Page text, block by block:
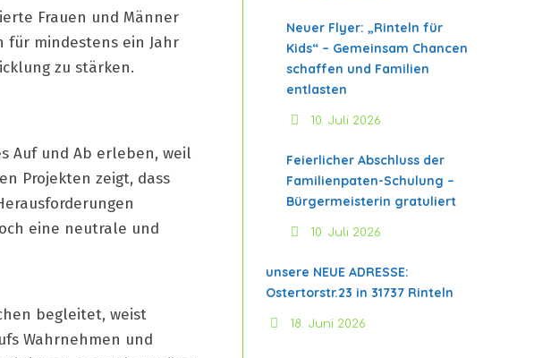
Frauen und Männer
für mindestens ein Jahr
zu stärken.
Auf und Ab erleben, weil
Projekten zeigt, dass
eine neutrale und
begleitet, weist
Wahrnehmen und
Neuer Flyer: „Rinteln für
Kids“ – Gemeinsam Chancen
schaffen und Familien
entlasten
10. Juli 2026
Feierlicher Abschluss der
Familienpaten-Schulung –
Bürgermeisterin gratuliert
10. Juli 2026
unsere NEUE ADRESSE:
Ostertorstr.23 in 31737 Rinteln
18. Juni 2026